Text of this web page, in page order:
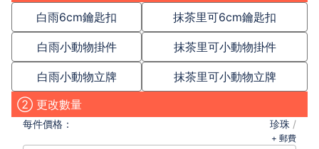
白雨6cm鑰匙扣
抹茶里可6cm鑰匙扣
白雨小動物掛件 抹茶里可小動物掛件
白雨小動物立牌
抹茶里可小動物立牌
② 更改數量
每件價格： 珍珠 /
+ 郵費